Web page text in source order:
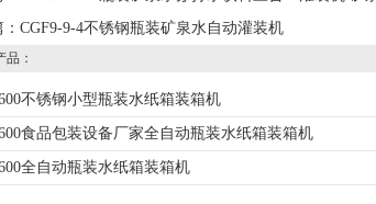
CGF9-9-4不锈钢瓶装矿泉水自动灌装机
：
不锈钢小型瓶装水纸箱装箱机
食品包装设备厂家全自动瓶装水纸箱装箱机
全自动瓶装水纸箱装箱机